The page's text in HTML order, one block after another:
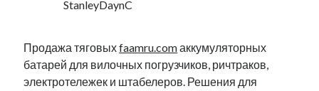
StanleyDaynC
Продажа тяговыхfaamru.comаккумуляторных
батарей для вилочных погрузчиков, ричтраков,
электротележек и штабелеров. Решения для